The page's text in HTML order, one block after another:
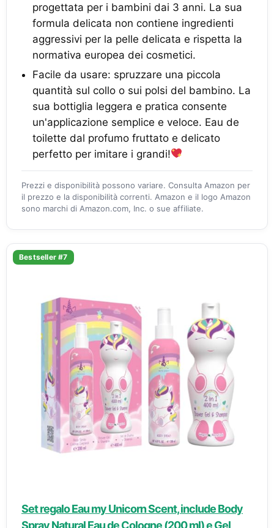
progettata per i bambini dai 3 anni. La sua
formula delicata non contiene ingredienti
aggressivi per la pelle delicata e rispetta la
normativa europea dei cosmetici.
Facile da usare: spruzzare una piccola
quantità sul collo o sui polsi del bambino. La
sua bottiglia leggera e pratica consente
un'applicazione semplice e veloce. Eau de
toilette dal profumo fruttato e delicato
perfetto per imitare i grandi!
Prezzi e disponibilità possono variare. Consulta Amazon per
il prezzo e la disponibilità correnti. Amazon e il logo Amazon
sono marchi di Amazon.com, Inc. o sue affiliate.
Bestseller #7
Set regalo Eau my Unicorn Scent, include Body
Spray Natural Eau de Cologne (200 ml) e Gel